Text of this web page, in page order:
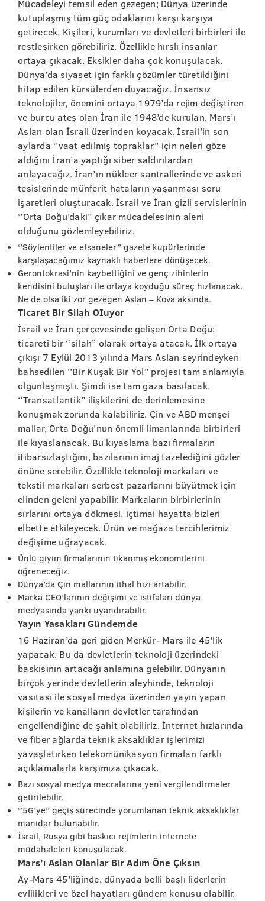
Mücadeleyi temsil eden gezegen; Dünya üzerinde
kutuplaşmış tüm güç odaklarını karşı karşıya
getirecek. Kişileri, kurumları ve devletleri birbirleri ile
restleşirken görebiliriz. Özellikle hırslı insanlar
ortaya çıkacak. Eksikler daha çok konuşulacak.
Dünya’da siyaset için farklı çözümler türetildiğini
hitap edilen kürsülerden duyacağız. İnsansız
teknolojiler, önemini ortaya 1979’da rejim değiştiren
ve burcu ateş olan İran ile 1948’de kurulan, Mars’ı
Aslan olan İsrail üzerinden koyacak. İsrail’in son
aylarda ‘’vaat edilmiş topraklar’’ için neleri göze
aldığını İran’a yaptığı siber saldırılardan
anlayacağız. İran’ın nükleer santrallerinde ve askeri
tesislerinde münferit hataların yaşanması soru
işaretleri oluşturacak. İsrail ve İran gizli servislerinin
‘’Orta Doğu’daki’’ çıkar mücadelesinin aleni
olduğunu gözlemleyebiliriz.
‘’Söylentiler ve efsaneler’’ gazete kupürlerinde
karşılaşacağımız kaynaklı haberlere dönüşecek.
Gerontokrasi’nin kaybettiğini ve genç zihinlerin
kendisini buluşları ile ortaya koyduğu süreç hızlanacak.
Ne de olsa iki zor gezegen Aslan – Kova aksında.
Ticaret Bir Silah OIuyor
İsrail ve İran çerçevesinde gelişen Orta Doğu;
ticareti bir ‘’silah’’ olarak ortaya atacak. İlk ortaya
çıkışı 7 Eylül 2013 yılında Mars Aslan seyrindeyken
bahsedilen ‘’Bir Kuşak Bir Yol’’ projesi tam anlamıyla
olgunlaşmıştı. Şimdi ise tam gaza basılacak.
‘’Transatlantik’’ ilişkilerini de derinlemesine
konuşmak zorunda kalabiliriz. Çin ve ABD menşei
mallar, Orta Doğu’nun önemli limanlarında birbirleri
ile kıyaslanacak. Bu kıyaslama bazı firmaların
itibarsızlaştığını, bazılarının imaj tazelediğini gözler
önüne serebilir. Özellikle teknoloji markaları ve
tekstil markaları serbest pazarlarını büyütmek için
elinden geleni yapabilir. Markaların birbirlerinin
sırlarını ortaya dökmesi, içtimai hayatta bizleri
elbette etkileyecek. Ürün ve mağaza tercihlerimiz
değişime uğrayacak.
Ünlü giyim firmalarının tıkanmış ekonomilerini
öğreneceğiz.
Dünya’da Çin mallarının ithal hızı artabilir.
Marka CEO’larının değişimi ve istifaları dünya
medyasında yankı uyandırabilir.
Yayın Yasakları Gündemde
16 Haziran’da geri giden Merkür- Mars ile 45’lik
yapacak. Bu da devletlerin teknoloji üzerindeki
baskısının artacağı anlamına gelebilir. Dünyanın
birçok yerinde devletlerin aleyhinde, teknoloji
vasıtası ile sosyal medya üzerinden yayın yapan
kişilerin ve kanalların devletler tarafından
engellendiğine de şahit olabiliriz. İnternet hızlarında
ve fiber ağlarda teknik aksaklıklar işlerimizi
yavaşlatırken telekomünikasyon firmaları farklı
açıklamalarla karşımıza çıkacak.
Bazı sosyal medya mecralarına yeni vergilendirmeler
getirilebilir.
‘’5G’ye’’ geçiş sürecinde yorumlanan teknik aksaklıklar
manidar bulunabilir.
İsrail, Rusya gibi baskıcı rejimlerin internete
müdahaleleri konuşulacak.
Mars’ı Aslan Olanlar Bir Adım Öne Çıksın
Ay-Mars 45’liğinde, dünyada belli başlı liderlerin
evlilikleri ve özel hayatları gündem konusu olabilir.